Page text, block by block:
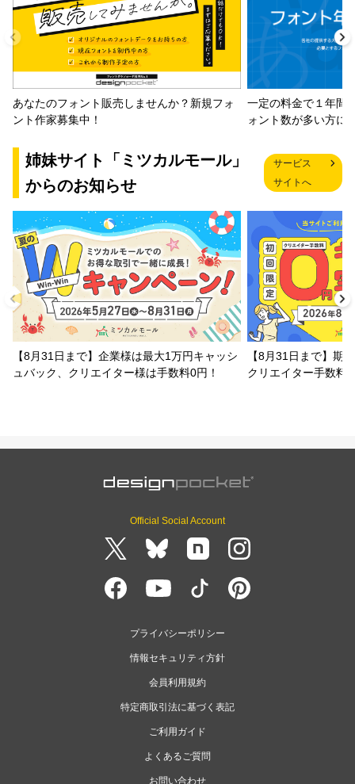
あなたのフォント販売しませんか？新規フォ
ント作家募集中！
一定の料金で１年間
ォント数が多い方に
姉妹サイト「ミツカルモール」
からのお知らせ
サービス
サイトへ
【8月31日まで】企業様は最大1万円キャッシ
ュバック、クリエイター様は手数料0円！
【8月31日まで】期
クリエイター手数料
Official Social Account
プライバシーポリシー
情報セキュリティ方針
会員利用規約
特定商取引法に基づく表記
ご利用ガイド
よくあるご質問
お問い合わせ